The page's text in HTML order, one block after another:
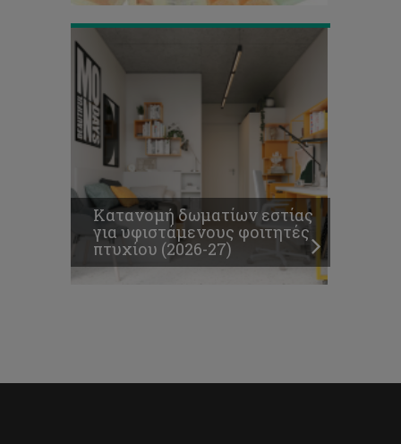
Κατανομή δωματίων εστίας
για υφιστάμενους φοιτητές
πτυχίου (2026-27)